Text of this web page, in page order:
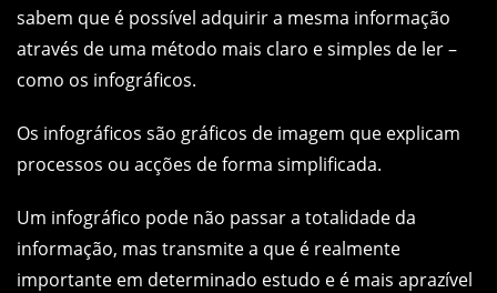
sabem que é possível adquirir a mesma informação
através de uma método mais claro e simples de ler –
como os infográficos.
Os infográficos são gráficos de imagem que explicam
processos ou acções de forma simplificada.
Um infográfico pode não passar a totalidade da
informação, mas transmite a que é realmente
importante em determinado estudo e é mais aprazível